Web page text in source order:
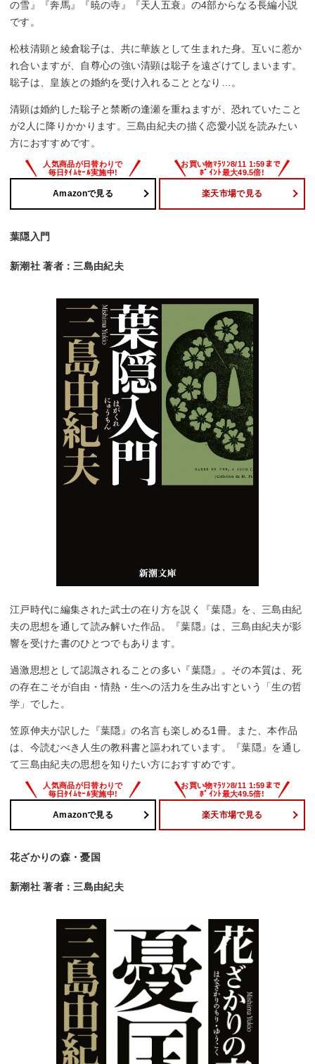
の雪』『奔馬』『暁の寺』『天人五衰』の4部からなる長編小説
です。
松枝清顕と綾倉聡子は、共に華族として生まれた身。互いに惹か
れ合いますが、自尊心の強い清顕は聡子を遠ざけてしまいます。
聡子は、皇族との婚約を受け入れることとなり…。
清顕は婚約した聡子と禁断の逢瀬を重ねますが、恐れていたこと
が2人に降りかかります。三島由紀夫の描く恋愛小説を読みたい
方におすすめです。
Amazonで見る 楽天市場で見る
葉隠入門
新潮社 著者：三島由紀夫
江戸時代に編集された武士の在り方を説く『葉隠』を、三島由紀
夫の思想を通して読み解いた作品。『葉隠』は、三島由紀夫が影
響を受けた書のひとつでもあります。
過激思想として認識されることの多い『葉隠』。その本質は、死
の存在こそが自由・情熱・生への活力を生み出すという「生の哲
学」でした。
笠原伸夫が訳した『葉隠』の名言も楽しめる1冊。また、本作品
は、今読むべき人生の教科書と謳われています。『葉隠』を通し
て三島由紀夫の思想を知りたい方におすすめです。
Amazonで見る 楽天市場で見る
花ざかりの森・憂国
新潮社 著者：三島由紀夫